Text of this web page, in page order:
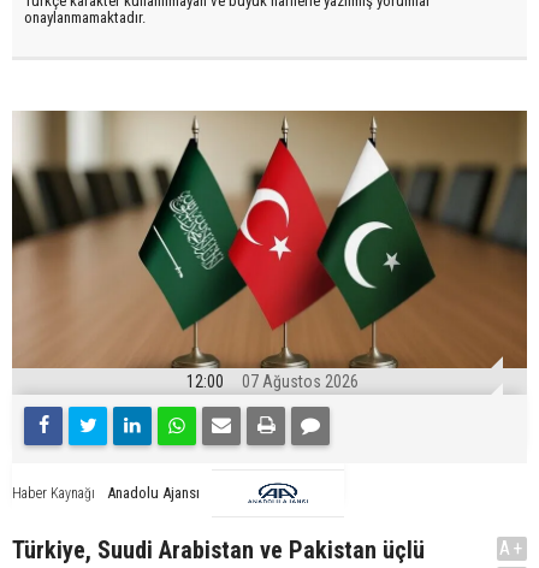
onaylanmamaktadır.
12:00 07 Ağustos 2026
Haber Kaynağı Anadolu Ajansı
Türkiye, Suudi Arabistan ve Pakistan üçlü
A+